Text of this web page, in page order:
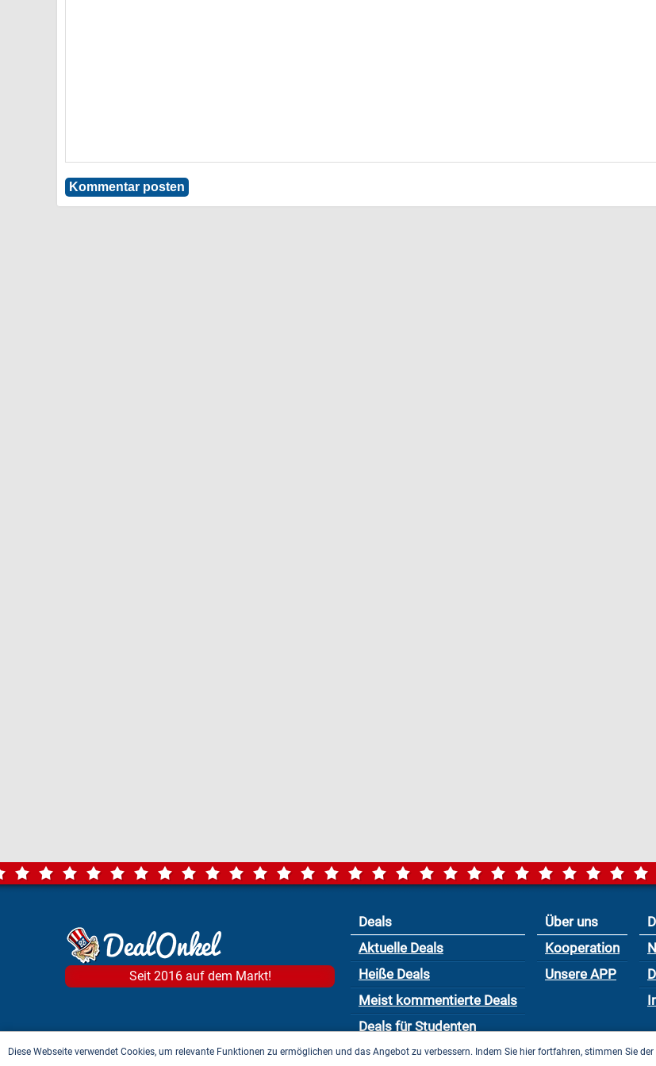
Seit 2016 auf dem Markt!
Deals
Aktuelle Deals
Heiße Deals
Meist kommentierte Deals
Deals für Studenten
Über uns
Kooperation
Unsere APP
Diese Webseite verwendet Cookies, um relevante Funktionen zu ermöglichen und das Angebot zu verbessern. Indem Sie hier fortfahren, stimmen Sie